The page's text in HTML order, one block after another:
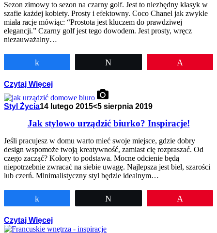
Sezon zimowy to sezon na czarny golf. Jest to niezbędny klasyk w
szafie każdej kobiety. Prosty i efektowny. Coco Chanel jak zwykle
miała racje mówiąc: “Prostota jest kluczem do prawdziwej
elegancji.” Czarny golf jest tego dowodem. Jest prosty, wręcz
niezauważalny…
Czytaj Więcej
Styl Życia14 lutego 2015<5 sierpnia 2019
Jak stylowo urządzić biurko? Inspiracje!
Jeśli pracujesz w domu warto mieć swoje miejsce, gdzie dobry
design wspomoże twoją kreatywność, zamiast cię rozpraszać. Od
czego zacząć? Kolory to podstawa. Mocne odcienie będą
niepotrzebnie zwracać na siebie uwagę. Najlepsza jest biel, szarości
lub czerń. Minimalistyczny styl będzie idealnym…
Czytaj Więcej